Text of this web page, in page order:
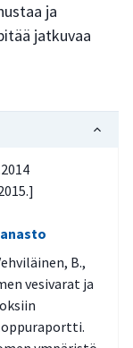
ja
jatkuvaa
B.,
vesivarat ja